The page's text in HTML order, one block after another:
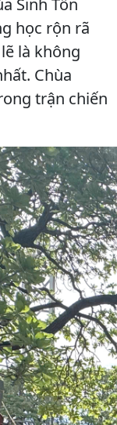
Sinh Tồn
học rộn rã
là không
Chùa
trận chiến